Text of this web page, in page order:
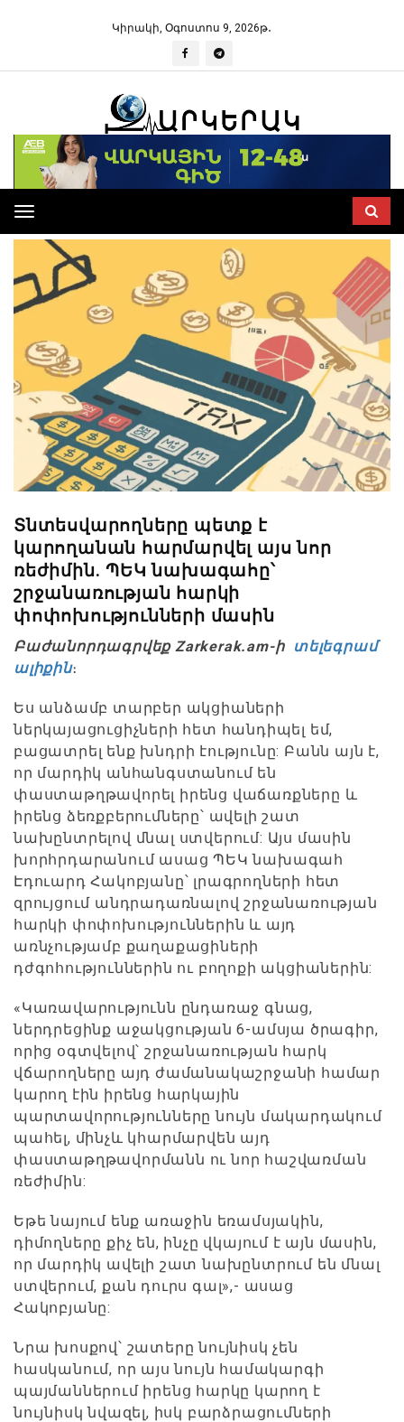
Կիրակի, Օգոստոս 9, 2026թ․
Toggle
navigation
Տնտեսվարողները պետք է
կարողանան հարմարվել այս նոր
ռեժիմին. ՊԵԿ նախագահը՝
շրջանառության հարկի
փոփոխությունների մասին
Բաժանորդագրվեք Zarkerak.am-ի տելեգրամ
ալիքին։
Ես անձամբ տարբեր ակցիաների
ներկայացուցիչների հետ հանդիպել եմ,
բացատրել ենք խնդրի էությունը: Բանն այն է,
որ մարդիկ անհանգստանում են
փաստաթղթավորել իրենց վաճառքները և
իրենց ձեռքբերումները՝ ավելի շատ
նախընտրելով մնալ ստվերում: Այս մասին
խորհրդարանում ասաց ՊԵԿ նախագահ
Էդուարդ Հակոբյանը՝ լրագրողների հետ
զրույցում անդրադառնալով շրջանառության
հարկի փոփոխություններին և այդ
առնչությամբ քաղաքացիների
դժգոհություններին ու բողոքի ակցիաներին:
«Կառավարությունն ընդառաջ գնաց,
ներդրեցինք աջակցության 6-ամսյա ծրագիր,
որից օգտվելով՝ շրջանառության հարկ
վճարողները այդ ժամանակաշրջանի համար
կարող էին իրենց հարկային
պարտավորությունները նույն մակարդակում
պահել, մինչև կհարմարվեն այդ
փաստաթղթավորմանն ու նոր հաշվառման
ռեժիմին:
Եթե նայում ենք առաջին եռամսյակին,
դիմողները քիչ են, ինչը վկայում է այն մասին,
որ մարդիկ ավելի շատ նախընտրում են մնալ
ստվերում, քան դուրս գալ»,- ասաց
Հակոբյանը:
Նրա խոսքով՝ շատերը նույնիսկ չեն
հասկանում, որ այս նույն համակարգի
պայմաններում իրենց հարկը կարող է
նույնիսկ նվազել, իսկ բարձրացումների